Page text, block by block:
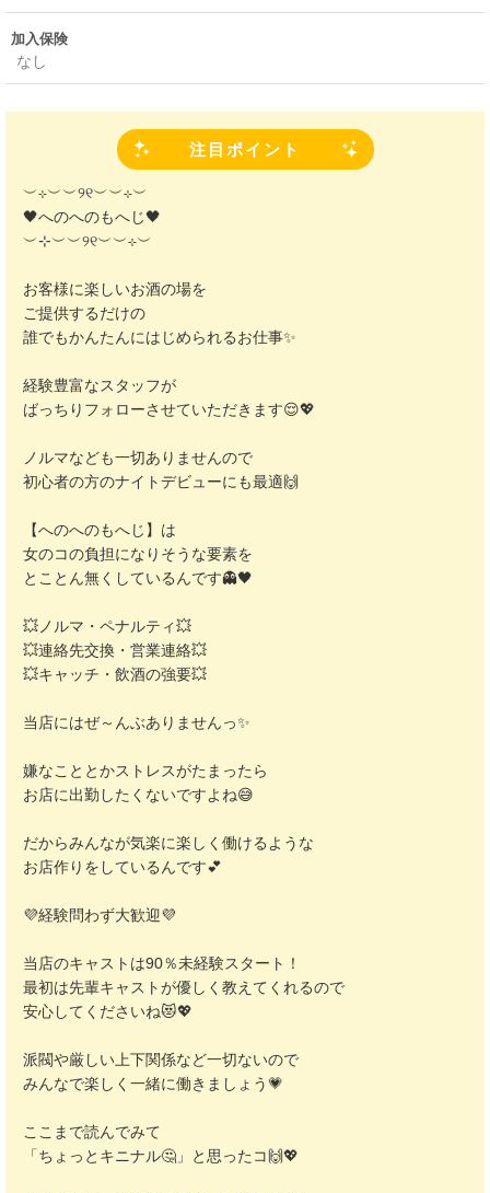
加入保険
なし
注目ポイント
︶⊹︶︶୨୧︶︶⊹︶
🖤へのへのもへじ🖤
︶⊹︶︶୨୧︶︶⊹︶
お客様に楽しいお酒の場を
ご提供するだけの
誰でもかんたんにはじめられるお仕事✨
経験豊富なスタッフが
ばっちりフォローさせていただきます😌💖
ノルマなども一切ありませんので
初心者の方のナイトデビューにも最適🙌
【へのへのもへじ】は
女のコの負担になりそうな要素を
とことん無くしているんです👻🖤
💥ノルマ・ペナルティ💥
💥連絡先交換・営業連絡💥
💥キャッチ・飲酒の強要💥
当店にはぜ～んぶありませんっ✨
嫌なこととかストレスがたまったら
お店に出勤したくないですよね😅
だからみんなが気楽に楽しく働けるような
お店作りをしているんです💕
💜経験問わず大歓迎💜
当店のキャストは90％未経験スタート！
最初は先輩キャストが優しく教えてくれるので
安心してくださいね😻💖
派閥や厳しい上下関係など一切ないので
みんなで楽しく一緒に働きましょう💗
ここまで読んでみて
「ちょっとキニナル🤔」と思ったコ🙌💖